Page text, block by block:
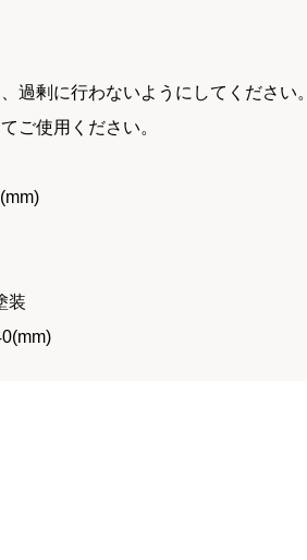
過剰に行わないようにしてください。
ご使用ください。
装